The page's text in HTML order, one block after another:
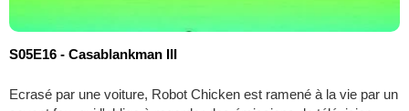
S05E16 - Casablankman III
Ecrasé par une voiture, Robot Chicken est ramené à la vie par un